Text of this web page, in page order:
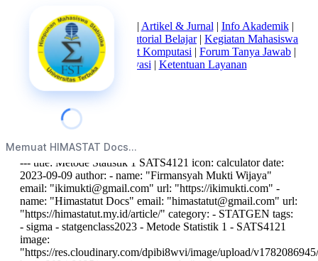
Memuat HIMASTAT Docs...
Beranda|Tentang Kami | Artikel & Jurnal | Info Akademik|
Mata Kuliah Statistika
Tutorial Belajar| Kegiatan Mahasiswa
Struktur Himpunan Alat Komputasi | Forum Tanya Jawab |
Kebijakan Privasi | Ketentuan Layanan
index
--- title: Metode Statistik 1 SATS4121 icon: calculator date:
2023-09-09 author: - name: "Firmansyah Mukti Wijaya"
email: "ikimukti@gmail.com" url: "https://ikimukti.com" -
name: "Himastatut Docs" email: "himastatut@gmail.com" url:
"https://himastatut.my.id/article/" category: - STATGEN tags:
- sigma - statgenclass2023 - Metode Statistik 1 - SATS4121
image:
"https://res.cloudinary.com/dpibi8wvi/image/upload/